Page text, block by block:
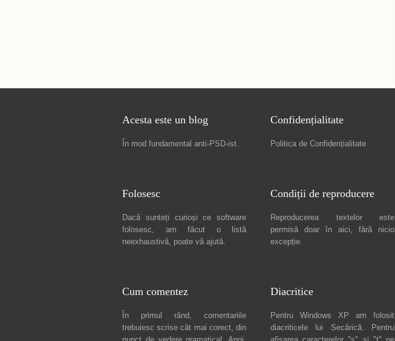
Acesta este un blog
În mod fundamental anti-PSD-ist.
Confidențialitate
Politica de Confidențialitate
Folosesc
Dacă sunteți curioși ce software
folosesc, am făcut o listă
neexhaustivă, poate vă ajută.
Condiții de reproducere
Reproducerea textelor este
permisă doar în aici, fără nicio
excepție.
Cum comentez
În primul rând, comentariile
trebuiesc scrise cât mai corect, din
Diacritice
Pentru Windows XP am folosit
diacriticele lui Secărică. Pentru